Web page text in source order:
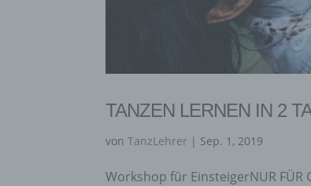
TANZEN LERNEN IN 2
vonTanzLehrer | Sep. 1, 2019
Workshop für EinsteigerNUR FÜR